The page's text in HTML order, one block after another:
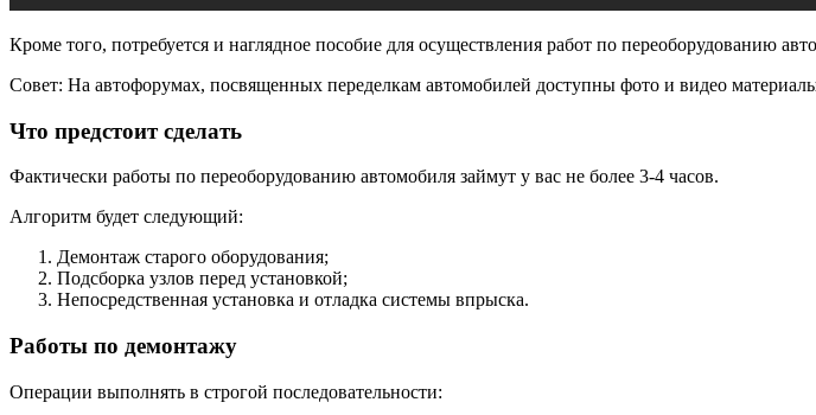
Кроме того, потребуется и наглядное пособие для осуществления работ по переоборудованию
Совет: На автофорумах, посвященных переделкам автомобилей доступны фото и видео
Что предстоит сделать
Фактически работы по переоборудованию автомобиля займут у вас не более 3-4 часов.
Алгоритм будет следующий:
Демонтаж старого оборудования;
Подсборка узлов перед установкой;
Непосредственная установка и отладка системы впрыска.
Работы по демонтажу
Операции выполнять в строгой последовательности: